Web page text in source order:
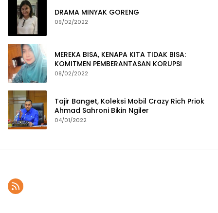
DRAMA MINYAK GORENG
09/02/2022
MEREKA BISA, KENAPA KITA TIDAK BISA:
KOMITMEN PEMBERANTASAN KORUPSI
08/02/2022
Tajir Banget, Koleksi Mobil Crazy Rich Priok
Ahmad Sahroni Bikin Ngiler
04/01/2022